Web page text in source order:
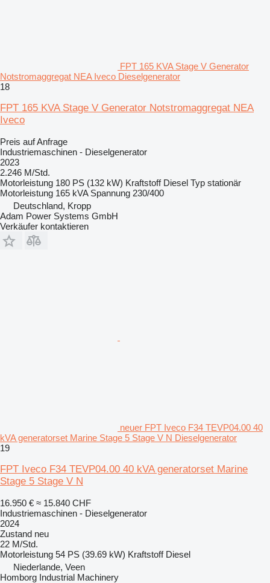
FPT 165 KVA Stage V Generator
Notstromaggregat NEA Iveco Dieselgenerator
18
FPT 165 KVA Stage V Generator Notstromaggregat NEA
Iveco
Preis auf Anfrage
Industriemaschinen - Dieselgenerator
2023
2.246 M/Std.
Motorleistung 180 PS (132 kW) Kraftstoff Diesel Typ stationär
Motorleistung 165 kVA Spannung 230/400
Deutschland, Kropp
Adam Power Systems GmbH
Verkäufer kontaktieren
neuer FPT Iveco F34 TEVP04.00 40
kVA generatorset Marine Stage 5 Stage V N Dieselgenerator
19
FPT Iveco F34 TEVP04.00 40 kVA generatorset Marine
Stage 5 Stage V N
16.950 € ≈ 15.840 CHF
Industriemaschinen - Dieselgenerator
2024
Zustand neu
22 M/Std.
Motorleistung 54 PS (39.69 kW) Kraftstoff Diesel
Niederlande, Veen
Homborg Industrial Machinery